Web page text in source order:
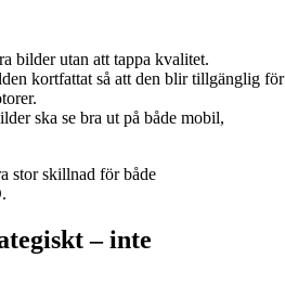
bilder utan att tappa kvalitet.
kortfattat så att den blir tillgänglig för
ska se bra ut på både mobil,
stor skillnad för både
– inte